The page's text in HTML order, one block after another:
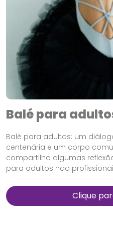
Balé para
Balé para adultos: um
centenária e um corpo
compartilho algumas
para adultos não
Clique